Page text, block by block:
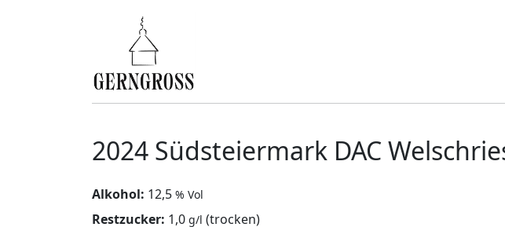
2024 Südsteiermark DAC
Alkohol: 12,5 % Vol
Restzucker: 1,0 g/l (trocken)